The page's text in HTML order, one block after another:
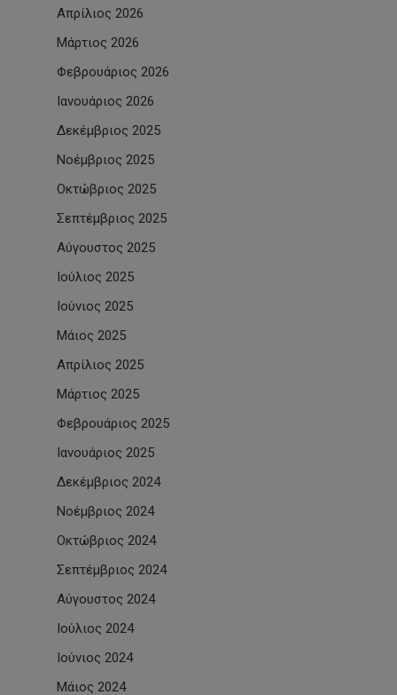
Απρίλιος 2026
Μάρτιος 2026
Φεβρουάριος 2026
Ιανουάριος 2026
Δεκέμβριος 2025
Νοέμβριος 2025
Οκτώβριος 2025
Σεπτέμβριος 2025
Αύγουστος 2025
Ιούλιος 2025
Ιούνιος 2025
Μάιος 2025
Απρίλιος 2025
Μάρτιος 2025
Φεβρουάριος 2025
Ιανουάριος 2025
Δεκέμβριος 2024
Νοέμβριος 2024
Οκτώβριος 2024
Σεπτέμβριος 2024
Αύγουστος 2024
Ιούλιος 2024
Ιούνιος 2024
Μάιος 2024